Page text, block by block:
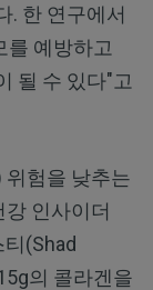
. 한 연구에서
를 예방하고
될 수 있다"고
험을 낮추는
강 인사이더
(Shad
의 콜라겐을